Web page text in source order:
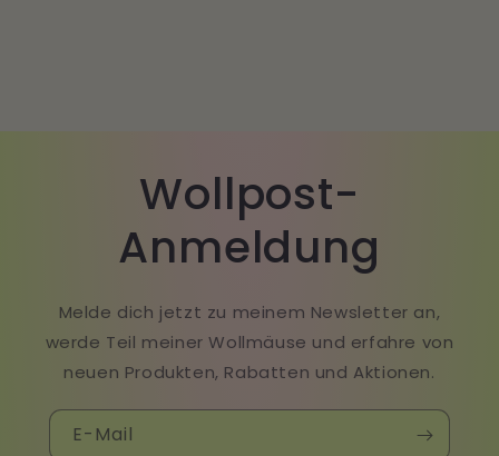
Wollpost-
Anmeldung
Melde dich jetzt zu meinem Newsletter an,
werde Teil meiner Wollmäuse und erfahre von
neuen Produkten, Rabatten und Aktionen.
E-Mail